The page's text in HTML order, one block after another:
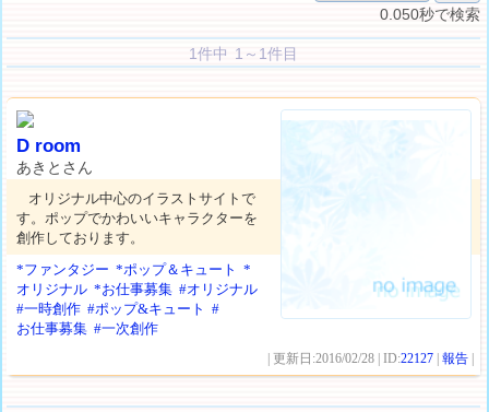
0.050秒で検索
1件中 1～1件目
D room
あきとさん
オリジナル中心のイラストサイトで
す。ポップでかわいいキャラクターを
創作しております。
*ファンタジー *ポップ＆キュート
*
オリジナル *お仕事募集 #オリジナル
#一時創作 #ポップ&キュート
#
お仕事募集 #一次創作
| 更新日:2016/02/28 | ID:22127 |報告